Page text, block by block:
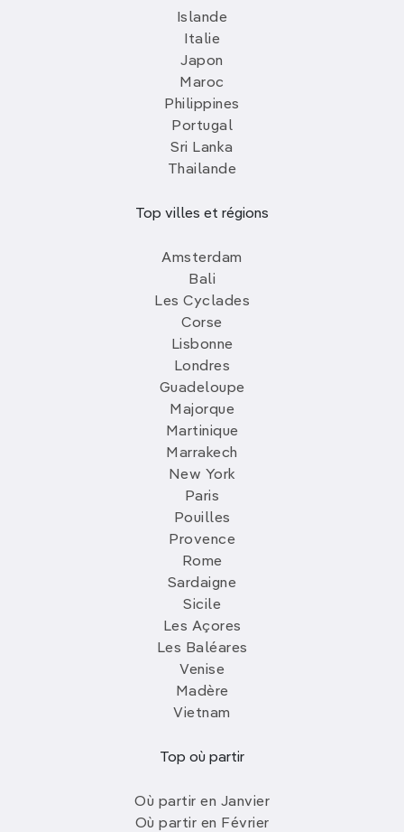
Islande
Italie
Japon
Maroc
Philippines
Portugal
Sri Lanka
Thailande
Top villes et régions
Amsterdam
Bali
Les Cyclades
Corse
Lisbonne
Londres
Guadeloupe
Majorque
Martinique
Marrakech
New York
Paris
Pouilles
Provence
Rome
Sardaigne
Sicile
Les Açores
Les Baléares
Venise
Madère
Vietnam
Top où partir
Où partir en Janvier
Où partir en Février